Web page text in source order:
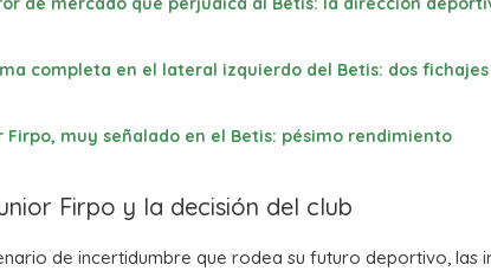
completa en el lateral izquierdo del Betis: dos
Firpo, muy señalado en el Betis: pésimo rendimiento
Firpo y la decisión del club
de incertidumbre que rodea su futuro deportivo, las